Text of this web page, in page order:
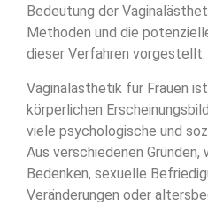
Bedeutung der
Methoden und die
dieser Verfahren vorgestellt.
Vaginalästhetik für Frauen
körperlichen
viele psychologische und
Aus verschiedenen
Bedenken, sexuelle
Veränderungen oder